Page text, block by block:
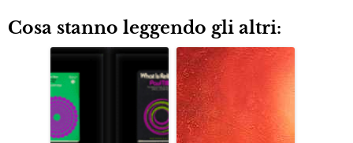
Cosa stanno leggendo gli altri: